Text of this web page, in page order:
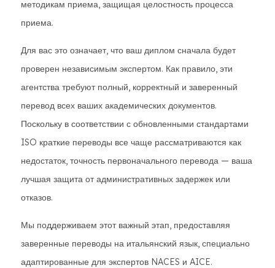
методикам приема, защищая целостность процесса
приема.
Для вас это означает, что ваш диплом сначала будет
проверен независимым экспертом. Как правило, эти
агентства требуют полный, корректный и заверенный
перевод всех ваших академических документов.
Поскольку в соответствии с обновленными стандартами
ISO краткие переводы все чаще рассматриваются как
недостаток, точность первоначального перевода — ваша
лучшая защита от административных задержек или
отказов.
Мы поддерживаем этот важный этап, предоставляя
заверенные переводы на итальянский язык, специально
адаптированные для экспертов NACES и AICE.